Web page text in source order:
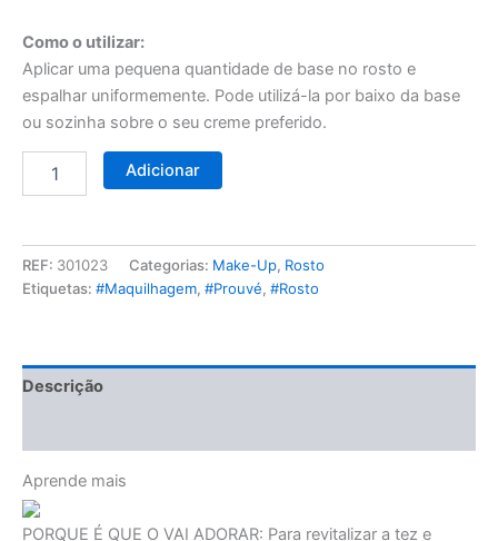
Como o utilizar:
Aplicar uma pequena quantidade de base no rosto e
espalhar uniformemente. Pode utilizá-la por baixo da base
ou sozinha sobre o seu creme preferido.
Adicionar
REF: 301023 Categorias: Make-Up, Rosto
Etiquetas: #Maquilhagem, #Prouvé, #Rosto
Descrição
Aprende mais
PORQUE É QUE O VAI ADORAR: Para revitalizar a tez e